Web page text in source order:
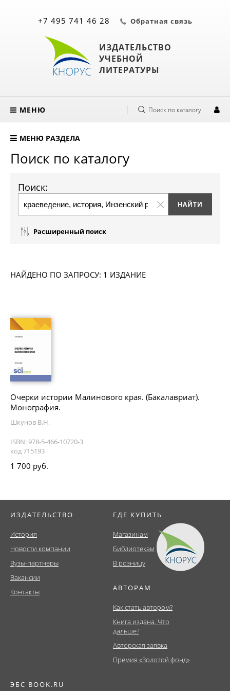
ИЗДАТЕЛЬСТВО
УЧЕБНОЙ
ЛИТЕРАТУРЫ
+7 495 741 46 28 Обратная связь
МЕНЮ Поиск по каталогу
МЕНЮ РАЗДЕЛА
Поиск по каталогу
Поиск:
Расширенный поиск
НАЙДЕНО ПО ЗАПРОСУ: 1 ИЗДАНИЕ
Очерки истории Малинового края. (Бакалавриат).
Монография.
Шкунов В.Н.
ISBN: 978-5-466-10720-3
код 715193
1 700 руб.
ИЗДАТЕЛЬСТВО
История
Новости компании
Вузы-партнеры
Вакансии
Контакты
ГДЕ КУПИТЬ
Магазинам
Библиотекам
В розницу
АВТОРАМ
Как стать автором?
Книга издана. Что
дальше?
Авторская заявка
Премия «Золотой фонд»
ЭБС BOOK.RU